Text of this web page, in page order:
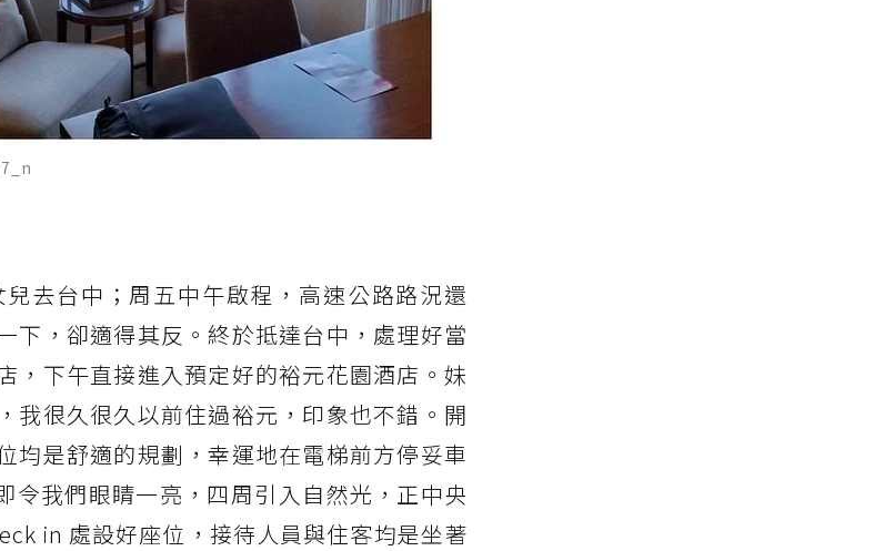
去台中；周五中午啟程，高速公路路況還
下，卻適得其反。終於抵達台中，處理好當
，下午直接進入預定好的裕元花園酒店。妹
我很久很久以前住過裕元，印象也不錯。開
均是舒適的規劃，幸運地在電梯前方停妥車
我們眼睛一亮，四周引入自然光，正中央
in 處設好座位，接待人員與住客均是坐著